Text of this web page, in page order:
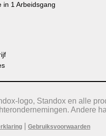
in 1 Arbeidsgang
logo, Standox en alle
Andere
Gebruiksvoorwaarden